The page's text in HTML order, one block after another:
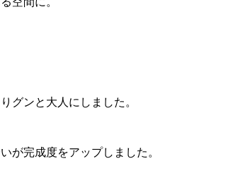
グンと大人にしました。
が完成度をアップしました。